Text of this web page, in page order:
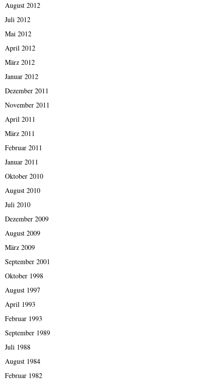
August 2012
Juli 2012
Mai 2012
April 2012
März 2012
Januar 2012
Dezember 2011
November 2011
April 2011
März 2011
Februar 2011
Januar 2011
Oktober 2010
August 2010
Juli 2010
Dezember 2009
August 2009
März 2009
September 2001
Oktober 1998
August 1997
April 1993
Februar 1993
September 1989
Juli 1988
August 1984
Februar 1982